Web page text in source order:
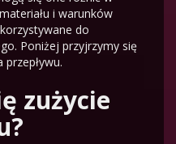
i warunków
do
Poniżej przyjrzymy się
zużycie